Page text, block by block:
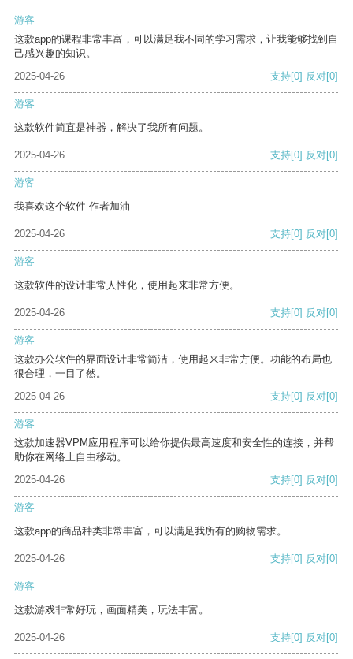
游客
这款app的课程非常丰富，可以满足我不同的学习需求，让我能够找到自
己感兴趣的知识。
2025-04-26
支持[0] 反对[0]
游客
这款软件简直是神器，解决了我所有问题。
2025-04-26 支持[0] 反对[0]
游客
我喜欢这个软件 作者加油
2025-04-26 支持[0] 反对[0]
游客
这款软件的设计非常人性化，使用起来非常方便。
2025-04-26 支持[0] 反对[0]
游客
这款办公软件的界面设计非常简洁，使用起来非常方便。功能的布局也
很合理，一目了然。
2025-04-26
支持[0] 反对[0]
游客
这款加速器VPM应用程序可以给你提供最高速度和安全性的连接，并帮
助你在网络上自由移动。
2025-04-26
支持[0] 反对[0]
游客
这款app的商品种类非常丰富，可以满足我所有的购物需求。
2025-04-26 支持[0] 反对[0]
游客
这款游戏非常好玩，画面精美，玩法丰富。
2025-04-26 支持[0] 反对[0]